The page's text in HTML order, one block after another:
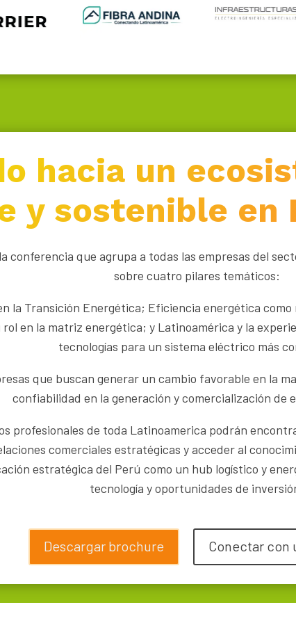
hacia un
y sostenible en
conferencia que agrupa a todas las empresas del
sobre cuatro pilares temáticos:
la Transición Energética; Eficiencia energética
rol en la matriz energética; y Latinoamérica y la
tecnologías para un sistema eléctrico más
que buscan generar un cambio favorable en la
confiabilidad en la generación y comercialización de
profesionales de toda Latinoamerica podrán
comerciales estratégicas y acceder al
estratégica del Perú como un hub logístico y
tecnología y oportunidades de
Descargar brochure Conectar con